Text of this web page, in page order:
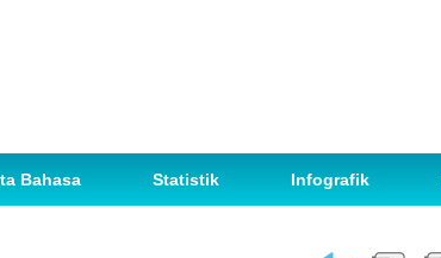
Bahasa Statistik Infografik